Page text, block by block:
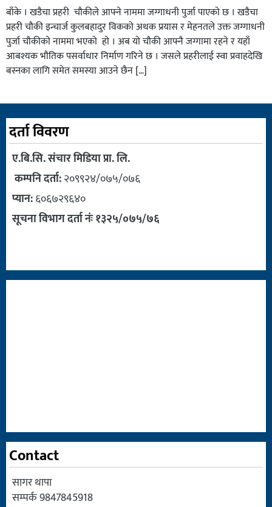
बाँके । खडैचा प्रहरी चाैकीले आफ्ने नाममा जग्गाधनी पुर्जा पाएकाे छ । खडैचा
प्रहरी चाैकी इन्चार्ज कुलबहादुर विककाे अथक प्रयास र मेहनतले उक्त जग्गाधनी
पुर्जा चाैकीकाे नाममा भएको हाे । अब याे चाैकी आफ्नै जग्गामा रहने र यहाँ
आबश्यक भाैतिक पसर्वाधार निर्माण गरिने छ । जसले प्रहरीलाई स्वा प्रवाहदेखि
बस्नका लागि समेत समस्या आउने छैन […]
दर्ता विवरण
ए.बि.सि. संचार मिडिया प्रा. लि.
कम्पनि दर्ता:२०९९२४/०७५/०७६
प्यान:६०६७२९६४०
सूचना विभाग दर्ता नंः १३२५/०७५/७६
Contact
सागर थापा
सम्पर्क 9847845918